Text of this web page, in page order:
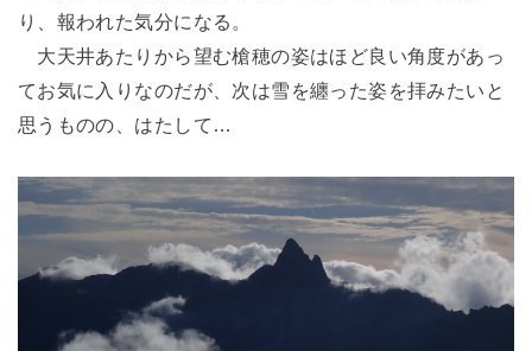
り、報われた気分になる。
大天井あたりから望む槍穂の姿はほど良い角度があっ
てお気に入りなのだが、次は雪を纏った姿を拝みたいと
思うものの、はたして…